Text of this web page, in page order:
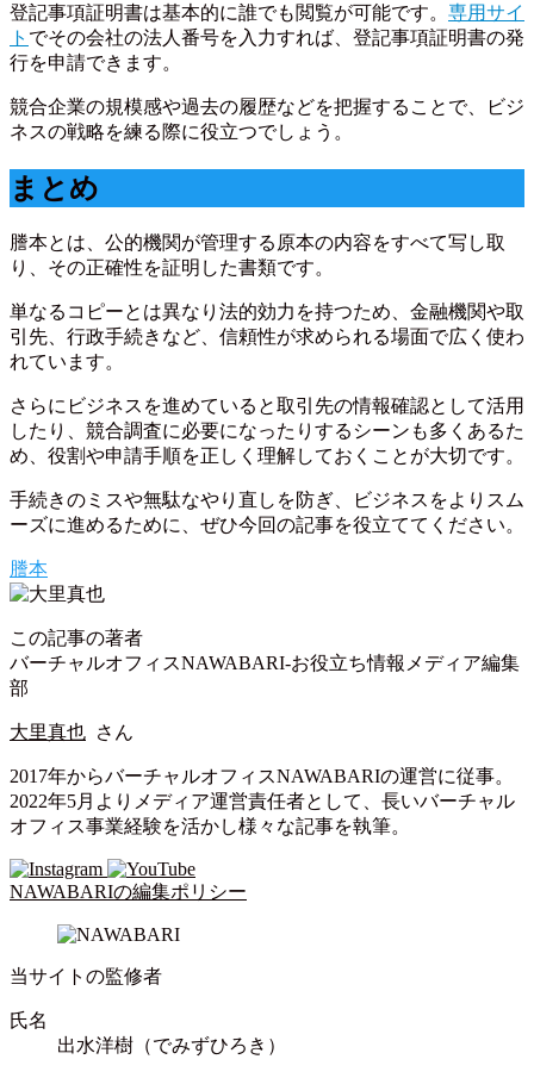
登記事項証明書は基本的に誰でも閲覧が可能です。 専用サイ
ト でその会社の法人番号を入力すれば、登記事項証明書の発
行を申請できます。
競合企業の規模感や過去の履歴などを把握することで、ビジ
ネスの戦略を練る際に役立つでしょう。
まとめ
謄本とは、公的機関が管理する原本の内容をすべて写し取
り、その正確性を証明した書類です。
単なるコピーとは異なり法的効力を持つため、金融機関や取
引先、行政手続きなど、信頼性が求められる場面で広く使わ
れています。
さらにビジネスを進めていると取引先の情報確認として活用
したり、競合調査に必要になったりするシーンも多くあるた
め、役割や申請手順を正しく理解しておくことが大切です。
手続きのミスや無駄なやり直しを防ぎ、ビジネスをよりスム
ーズに進めるために、ぜひ今回の記事を役立ててください。
謄本
この記事の著者
バーチャルオフィスNAWABARI-お役立ち情報メディア編集
部
大里真也 さん
2017年からバーチャルオフィスNAWABARIの運営に従事。
2022年5月よりメディア運営責任者として、長いバーチャル
オフィス事業経験を活かし様々な記事を執筆。
NAWABARIの編集ポリシー
当サイトの監修者
氏名
出水洋樹（でみずひろき）